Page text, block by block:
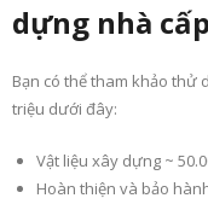
dựng nhà
Bạn có thể tham khảo thử
triệu dưới đây:
Vật liệu xây dựng ~
Hoàn thiện và bảo